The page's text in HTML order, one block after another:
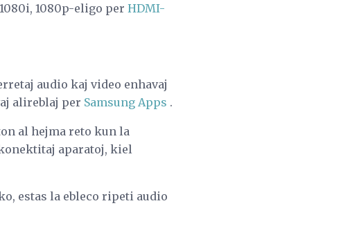
1080p-eligo per HDMI-
audio kaj video enhavaj
alireblaj per Samsung Apps .
al hejma reto kun la
aparatoj, kiel
estas la ebleco ripeti audio